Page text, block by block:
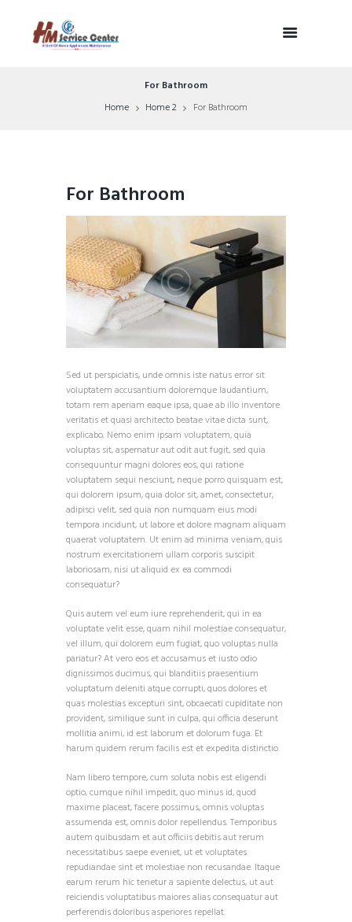
For Bathroom
Home
Home 2 For Bathroom
For Bathroom
Sed ut perspiciatis, unde omnis iste natus error sit
voluptatem accusantium doloremque laudantium,
totam rem aperiam eaque ipsa, quae ab illo inventore
veritatis et quasi architecto beatae vitae dicta sunt,
explicabo. Nemo enim ipsam voluptatem, quia
voluptas sit, aspernatur aut odit aut fugit, sed quia
consequuntur magni dolores eos, qui ratione
voluptatem sequi nesciunt, neque porro quisquam est,
qui dolorem ipsum, quia dolor sit, amet, consectetur,
adipisci velit, sed quia non numquam eius modi
tempora incidunt, ut labore et dolore magnam aliquam
quaerat voluptatem. Ut enim ad minima veniam, quis
nostrum exercitationem ullam corporis suscipit
laboriosam, nisi ut aliquid ex ea commodi
consequatur?
Quis autem vel eum iure reprehenderit, qui in ea
voluptate velit esse, quam nihil molestiae consequatur,
vel illum, qui dolorem eum fugiat, quo voluptas nulla
pariatur? At vero eos et accusamus et iusto odio
dignissimos ducimus, qui blanditiis praesentium
voluptatum deleniti atque corrupti, quos dolores et
quas molestias excepturi sint, obcaecati cupiditate non
provident, similique sunt in culpa, qui officia deserunt
mollitia animi, id est laborum et dolorum fuga. Et
harum quidem rerum facilis est et expedita distinctio.
Nam libero tempore, cum soluta nobis est eligendi
optio, cumque nihil impedit, quo minus id, quod
maxime placeat, facere possimus, omnis voluptas
assumenda est, omnis dolor repellendus. Temporibus
autem quibusdam et aut officiis debitis aut rerum
necessitatibus saepe eveniet, ut et voluptates
repudiandae sint et molestiae non recusandae. Itaque
earum rerum hic tenetur a sapiente delectus, ut aut
reiciendis voluptatibus maiores alias consequatur aut
perferendis doloribus asperiores repellat.